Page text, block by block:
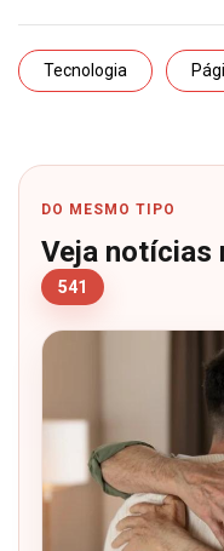
Tecnologia
DO MESMO TIPO
Veja notícias
541